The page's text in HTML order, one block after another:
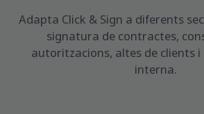
Adapta Click & Sign a diferents
signatura de contractes,
autoritzacions, altes de clients
interna.